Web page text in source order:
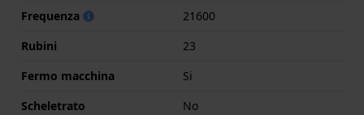
Frequenza
21600
Rubini
23
Fermo macchina
Si
Scheletrato
No